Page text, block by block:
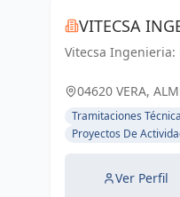
VITECSA
Vitecsa Ingenieria:
en Almería y Vera.
04620 VERA,
Tramitaciones
Proyectos De
Ver Perfil